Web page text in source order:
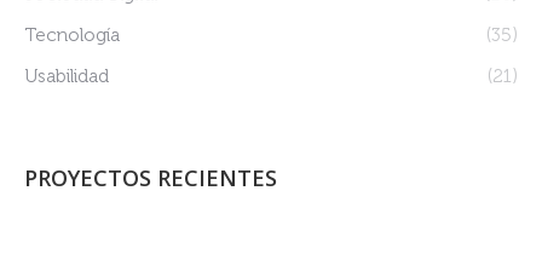
Tecnología
(35)
Usabilidad
(21)
PROYECTOS RECIENTES